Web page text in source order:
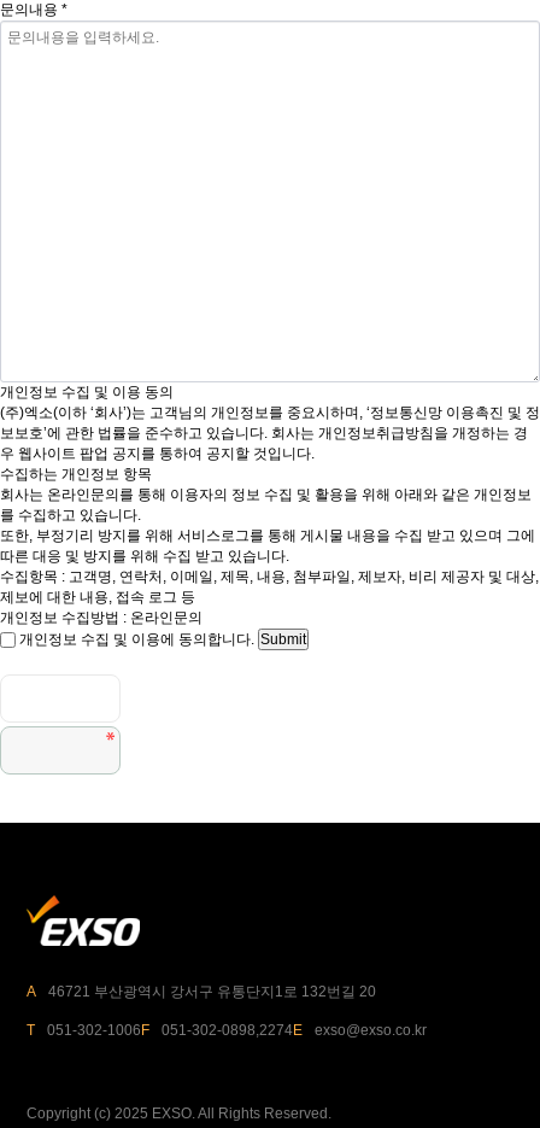
문의내용 *
개인정보 수집 및 이용 동의
(주)엑소(이하 ‘회사’)는 고객님의 개인정보를 중요시하며, ‘정보통신망 이용촉진 및 정
보보호’에 관한 법률을 준수하고 있습니다. 회사는 개인정보취급방침을 개정하는 경
우 웹사이트 팝업 공지를 통하여 공지할 것입니다.
수집하는 개인정보 항목
회사는 온라인문의를 통해 이용자의 정보 수집 및 활용을 위해 아래와 같은 개인정보
를 수집하고 있습니다.
또한, 부정기리 방지를 위해 서비스로그를 통해 게시물 내용을 수집 받고 있으며 그에
따른 대응 및 방지를 위해 수집 받고 있습니다.
수집항목 : 고객명, 연락처, 이메일, 제목, 내용, 첨부파일, 제보자, 비리 제공자 및 대상,
제보에 대한 내용, 접속 로그 등
개인정보 수집방법 : 온라인문의
개인정보 수집 및 이용에 동의합니다. Submit
A 46721 부산광역시 강서구 유통단지1로 132번길 20
T 051-302-1006 F 051-302-0898,2274E exso@exso.co.kr
Copyright (c) 2025 EXSO. All Rights Reserved.